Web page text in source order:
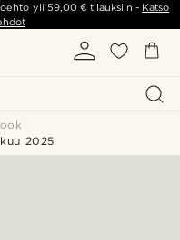
yli 59,00 €tilauksiin - Katso
2025